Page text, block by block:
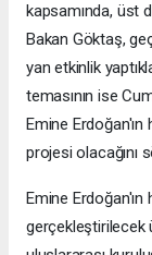
kapsamında, üst
Bakan Göktaş,
yan etkinlik
temasının ise
Emine
projesi olacağını
Emine
gerçekleştirilecek